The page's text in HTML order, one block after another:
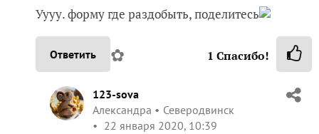
Уууу. форму где раздобыть, поделитесь
Ответить ✿ 1 Спасибо!
123-sova
Александра
Северодвинск
22 января 2020, 10:39